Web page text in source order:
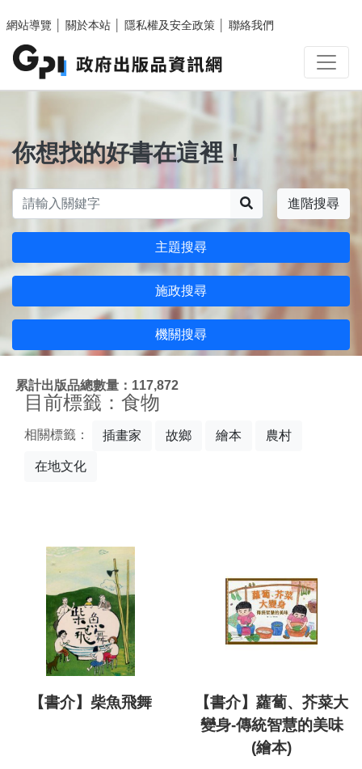
網站導覽
關於本站 隱私權及安全政策 聯絡我們
你想找的好書在這裡！
進階搜尋
主題搜尋
施政搜尋
機關搜尋
累計出版品總數量：117,872
目前標籤：食物
相關標籤： 插畫家 故鄉 繪本 農村
在地文化
【書介】柴魚飛舞
【書介】蘿蔔、芥菜大
變身-傳統智慧的美味
(繪本)